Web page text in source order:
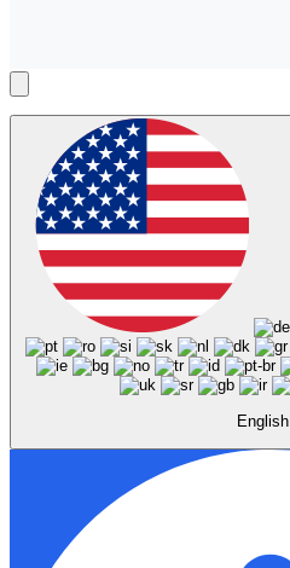
English